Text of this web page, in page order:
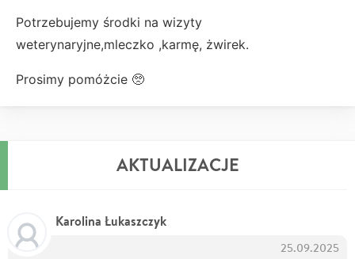
Potrzebujemy środki na wizyty
weterynaryjne,mleczko ,karmę, żwirek.
Prosimy pomóżcie 🥺
AKTUALIZACJE
Karolina Łukaszczyk
25.09.2025